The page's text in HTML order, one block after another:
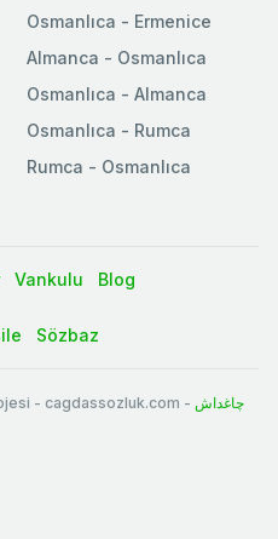
Osmanlıca - Ermenice
Almanca - Osmanlıca
Osmanlıca - Almanca
Osmanlıca - Rumca
Rumca - Osmanlıca
Vankulu Blog
Sözbaz
- cagdassozluk.com - چاغداش